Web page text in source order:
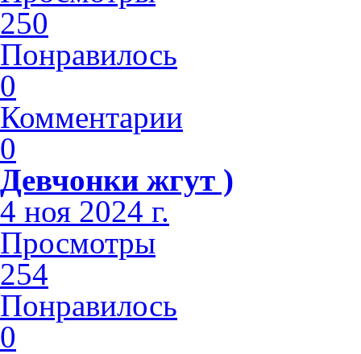
250
Понравилось
0
Комментарии
0
Девчонки жгут )
4 ноя 2024 г.
Просмотры
254
Понравилось
0